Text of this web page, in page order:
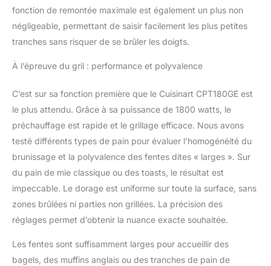
pain 4 tranches vous
conviendra parfaitement
grâce à ses fonctions
multiples. C'est comme
magicien du petit-
maison.
fonction de remontée maximale est également un plus non
négligeable, permettant de saisir facilement les plus petites
tranches sans risquer de se brûler les doigts.
À l’épreuve du gril : performance et polyvalence
C’est sur sa fonction première que le Cuisinart CPT180GE est
le plus attendu. Grâce à sa puissance de 1800 watts, le
préchauffage est rapide et le grillage efficace. Nous avons
testé différents types de pain pour évaluer l’homogénéité du
brunissage et la polyvalence des fentes dites « larges ». Sur
du pain de mie classique ou des toasts, le résultat est
impeccable. Le dorage est uniforme sur toute la surface, sans
zones brûlées ni parties non grillées. La précision des
réglages permet d’obtenir la nuance exacte souhaitée.
Les fentes sont suffisamment larges pour accueillir des
bagels, des muffins anglais ou des tranches de pain de